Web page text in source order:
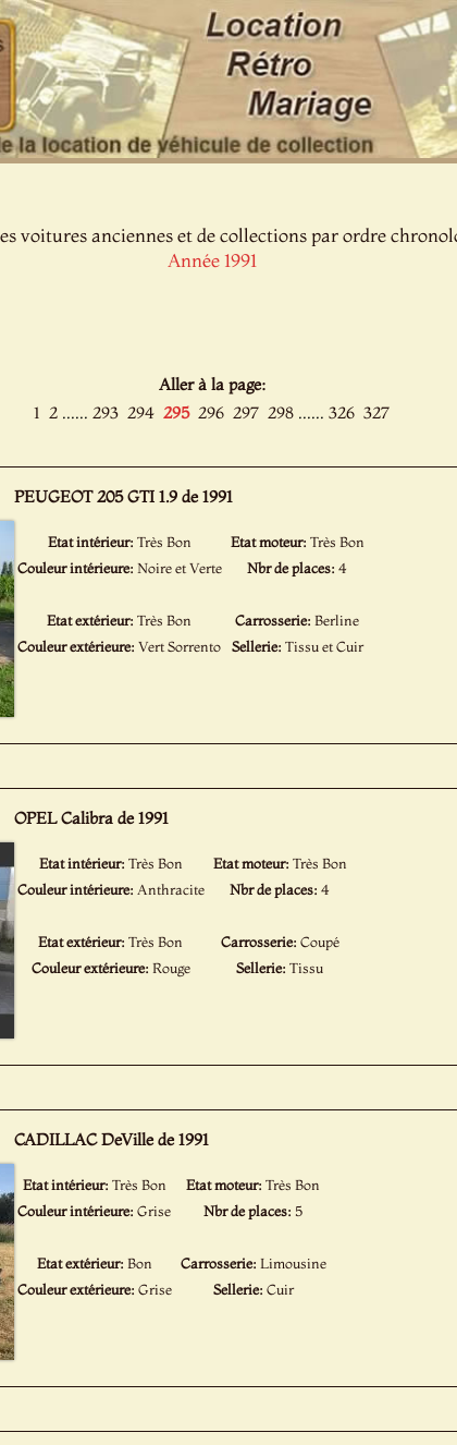
voitures anciennes et de collections par ordre
Année 1991
Aller à la page:
1 2 ...... 293 294 295 296 297 298 ...... 326 327
PEUGEOT 205 GTI 1.9 de 1991
Etat intérieur: Très Bon
Couleur intérieure: Noire et Verte
Etat extérieur:Très Bon
Couleur extérieure:Vert Sorrento
Etat moteur: Très Bon
Nbr de places:4
Carrosserie:Berline
Sellerie: Tissu et Cuir
OPEL Calibra de 1991
Etat intérieur: Très Bon
Couleur intérieure: Anthracite
Etat extérieur:Très Bon
Couleur extérieure: Rouge
Etat moteur: Très Bon
Nbr de places:4
Carrosserie: Coupé
Sellerie:Tissu
CADILLAC DeVille de 1991
Etat intérieur: Très Bon
Couleur intérieure:Grise
Etat extérieur: Bon
Couleur extérieure: Grise
Etat moteur:Très Bon
Nbr de places: 5
Carrosserie: Limousine
Sellerie: Cuir